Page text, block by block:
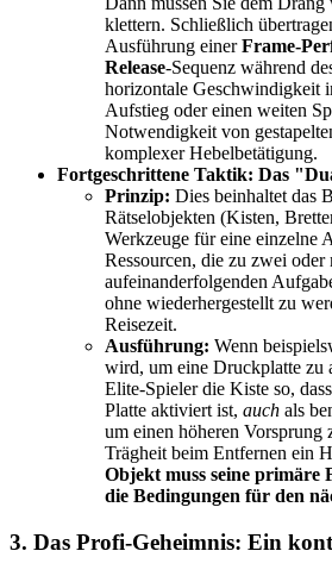
klettern. Schließlich
Ausführung einerFrame-
Release-Sequenz während
horizontale Geschwindigkeit
Aufstieg oder einen weiten
Notwendigkeit von
komplexer Hebelbetätigung.
Fortgeschrittene Taktik: Das
Prinzip: Dies beinhaltet das
Rätselobjekten (Kisten,
Werkzeuge für eine einzelne
Ressourcen, die zu zwei oder
aufeinanderfolgenden
ohne wiederhergestellt zu
Reisezeit.
Ausführung: Wenn
wird, um eine Druckplatte zu
Elite-Spieler die Kiste so,
Platte aktiviert ist, auch als
um einen höheren Vorsprung
Trägheit beim Entfernen ein
Objekt muss seine primäre
die Bedingungen für den
3. Das Profi-Geheimnis: Ein